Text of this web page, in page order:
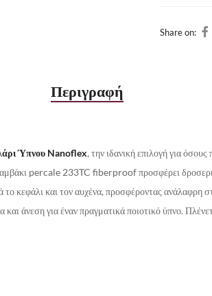
Share on:
Περιγραφή
Ύπνου Nanoflex, την ιδανική επιλογή για
percale 233TC fiberproof προσφέρει δροσερή
κεφάλι και τον αυχένα, προσφέροντας ανάλαφρη
άνεση για έναν πραγματικά ποιοτικό ύπνο.